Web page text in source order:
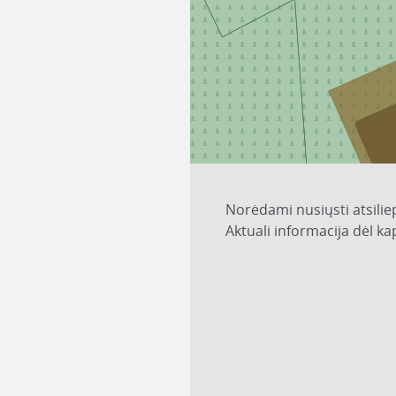
Norėdami nusiųsti
Aktuali informacija dėl